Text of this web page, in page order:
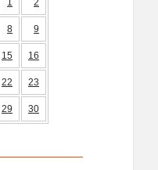
1
2
8 9
15 16
22 23
29 30